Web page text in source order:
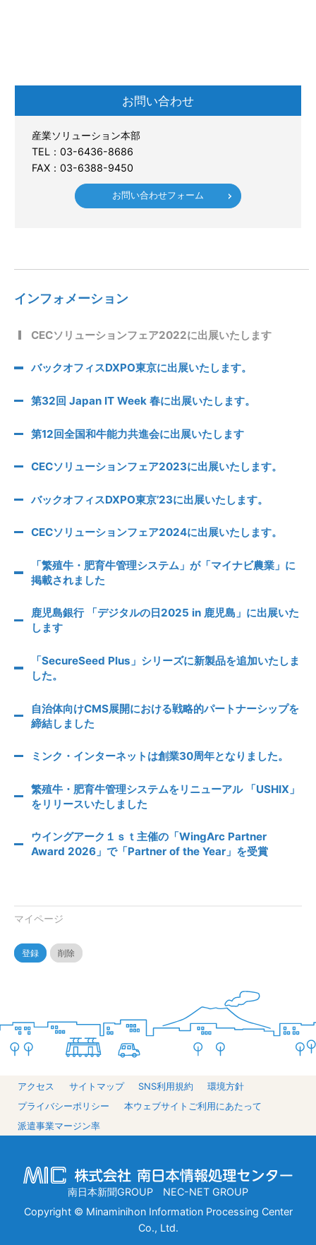
お問い合わせ
産業ソリューション本部
TEL：03-6436-8686
FAX：03-6388-9450
お問い合わせフォーム
インフォメーション
CECソリューションフェア2022に出展いたします
バックオフィスDXPO東京に出展いたします。
第32回 Japan IT Week 春に出展いたします。
第12回全国和牛能力共進会に出展いたします
CECソリューションフェア2023に出展いたします。
バックオフィスDXPO東京’23に出展いたします。
CECソリューションフェア2024に出展いたします。
「繁殖牛・肥育牛管理システム」が「マイナビ農業」に
掲載されました
鹿児島銀行 「デジタルの日2025 in 鹿児島」に出展いた
します
「SecureSeed Plus」シリーズに新製品を追加いたしま
した。
自治体向けCMS展開における戦略的パートナーシップを
締結しました
ミンク・インターネットは創業30周年となりました。
繁殖牛・肥育牛管理システムをリニューアル 「USHIX」
をリリースいたしました
ウイングアーク１ｓｔ主催の「WingArc Partner
Award 2026」で「Partner of the Year」を受賞
マイページ
登録 削除
アクセス サイトマップ SNS利用規約
環境方針
プライバシーポリシー
本ウェブサイトご利用にあたって
派遣事業マージン率
南日本新聞GROUP NEC-NET GROUP
Copyright © Minaminihon Information Processing Center
Co., Ltd.